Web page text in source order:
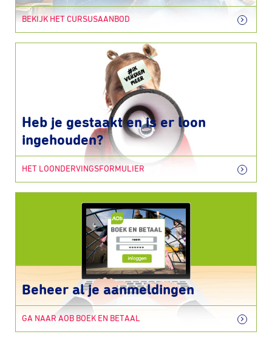
BEKIJK HET CURSUSAANBOD
Heb je gestaakt en is er loon
ingehouden?
HET LOONDERVINGSFORMULIER
Beheer al je aanmeldingen
GA NAAR AOB BOEK EN BETAAL